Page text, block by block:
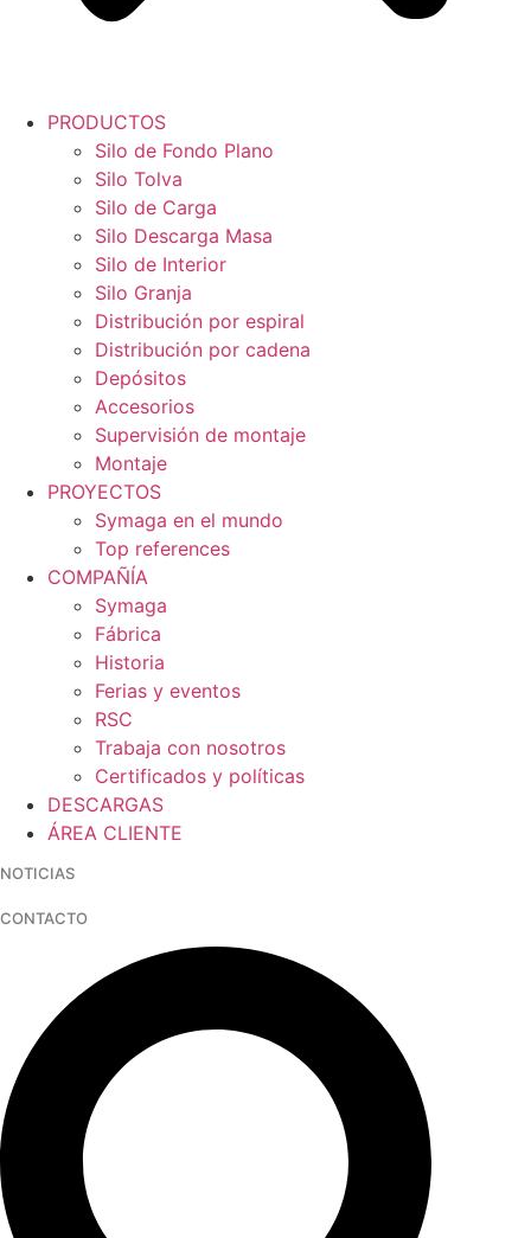
PRODUCTOS
Silo de Fondo Plano
Silo Tolva
Silo de Carga
Silo Descarga Masa
Silo de Interior
Silo Granja
Distribución por espiral
Distribución por cadena
Depósitos
Accesorios
Supervisión de montaje
Montaje
PROYECTOS
Symaga en el mundo
Top references
COMPAÑÍA
Symaga
Fábrica
Historia
Ferias y eventos
RSC
Trabaja con nosotros
Certificados y políticas
DESCARGAS
ÁREA CLIENTE
NOTICIAS
CONTACTO